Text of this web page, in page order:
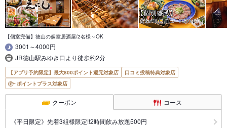
【個室完備】徳山の個室居酒屋/2名様～OK
3001～4000円
JR徳山駅みゆき口より徒歩約2分
【アプリ予約限定】最大800ポイント還元対象店
口コミ投稿特典対象店
ポイントプラス対象店
クーポン コース
《平日限定》先着3組様限定!!2時間飲み放題500円